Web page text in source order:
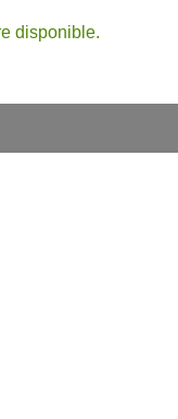
disponible.